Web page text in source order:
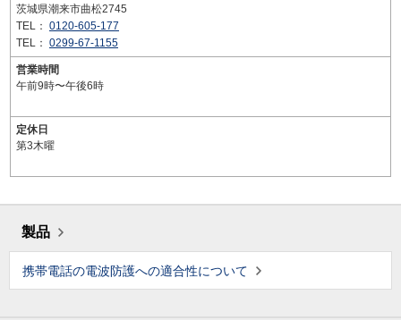
茨城県潮来市曲松2745
TEL： 0120-605-177
TEL： 0299-67-1155
営業時間
午前9時〜午後6時
定休日
第3木曜
製品
携帯電話の電波防護への適合性について